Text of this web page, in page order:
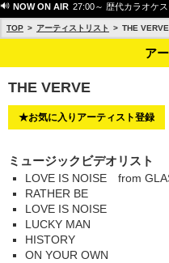
NOW ON AIR 27:00～ 歴代カラオケ
TOP アーティストリスト THE VERVE
ア
THE VERVE
★お気に入りアーティスト登録
ミュージックビデオリスト
LOVE IS NOISE from
RATHER BE
LOVE IS NOISE
LUCKY MAN
HISTORY
ON YOUR OWN